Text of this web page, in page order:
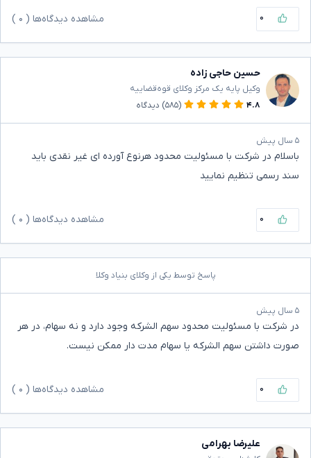
۰ مشاهده دیدگاه‌ها ( ۰
حسین حاجی زاده
وکیل پایه یک مرکز وکلای قوه‌قضاییه
۴.۸
(۵۸۵) دیدگاه
۵ سال پیش
باسلام در شرکت با مسئولیت محدود هرنوع آورده ای غیر نقدی باید
سند رسمی تنظیم نمایید
۰ مشاهده دیدگاه‌ها ( ۰
پاسخ توسط یکی از وکلای بنیاد وکلا
۵ سال پیش
در شرکت با مسئولیت محدود سهم الشرکه وجود دارد و نه سهام، در هر
صورت داشتن سهم الشرکه یا سهام مدت دار ممکن نیست.
۰ مشاهده دیدگاه‌ها ( ۰
علیرضا بهرامی